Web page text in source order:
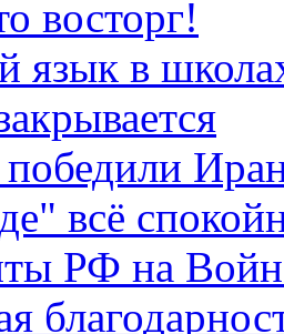
восторг!
язык в
всё
РФ на